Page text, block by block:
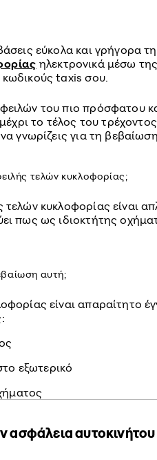
εύκολα και γρήγορα
ηλεκτρονικά μέσω
taxis σου.
του πιο πρόσφατου
μέχρι το τέλος του
γνωρίζεις για τη
τελών κυκλοφορίας;
κυκλοφορίας είναι
πως ως ιδιοκτήτης
αυτή;
είναι απαραίτητο
εξωτερικό
ασφάλεια αυτοκινήτου